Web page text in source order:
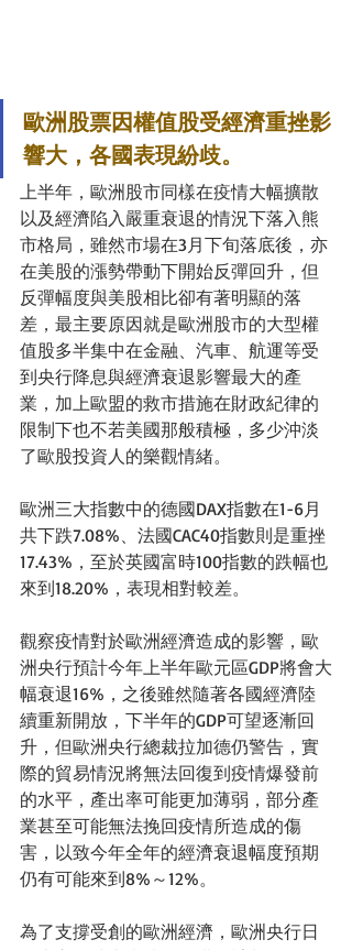
歐洲股票因權值股受經濟重挫影
響大，各國表現紛歧。
上半年，歐洲股市同樣在疫情大幅擴散
以及經濟陷入嚴重衰退的情況下落入熊
市格局，雖然市場在3月下旬落底後，亦
在美股的漲勢帶動下開始反彈回升，但
反彈幅度與美股相比卻有著明顯的落
差，最主要原因就是歐洲股市的大型權
值股多半集中在金融、汽車、航運等受
到央行降息與經濟衰退影響最大的產
業，加上歐盟的救市措施在財政紀律的
限制下也不若美國那般積極，多少沖淡
了歐股投資人的樂觀情緒。
歐洲三大指數中的德國DAX指數在1-6月
共下跌7.08%、法國CAC40指數則是重挫
17.43%，至於英國富時100指數的跌幅也
來到18.20%，表現相對較差。
觀察疫情對於歐洲經濟造成的影響，歐
洲央行預計今年上半年歐元區GDP將會大
幅衰退16%，之後雖然隨著各國經濟陸
續重新開放，下半年的GDP可望逐漸回
升，但歐洲央行總裁拉加德仍警告，實
際的貿易情況將無法回復到疫情爆發前
的水平，產出率可能更加薄弱，部分產
業甚至可能無法挽回疫情所造成的傷
害，以致今年全年的經濟衰退幅度預期
仍有可能來到8%～12%。
為了支撐受創的歐洲經濟，歐洲央行日